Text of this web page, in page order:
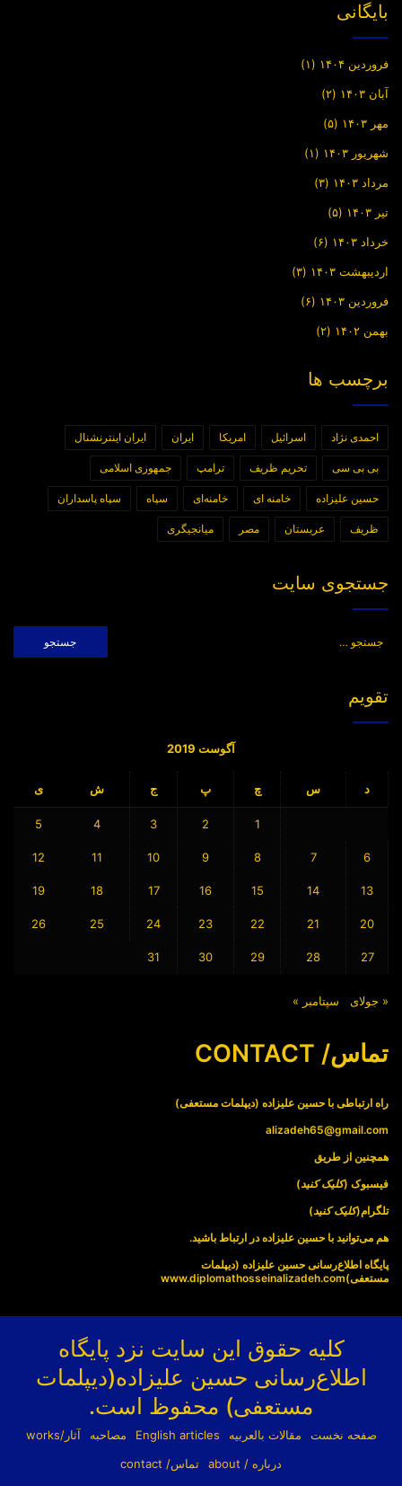
بایگانی
فروردین ۱۴۰۴ (۱)
آبان ۱۴۰۳ (۲)
مهر ۱۴۰۳ (۵)
شهریور ۱۴۰۳ (۱)
مرداد ۱۴۰۳ (۳)
تیر ۱۴۰۳ (۵)
خرداد ۱۴۰۳ (۶)
اردیبهشت ۱۴۰۳ (۳)
فروردین ۱۴۰۳ (۶)
بهمن ۱۴۰۲ (۲)
برچسب ها
احمدی نژاد اسرائیل امریکا ایران ایران اینترنشنال
بی بی سی تحریم ظریف ترامپ جمهوری اسلامی
حسین علیزاده خامنه ای خامنه‌ای سپاه سپاه پاسداران
ظریف عربستان مصر میانجیگری
جستجوی سایت
برای:
تقویم
آگوست 2019
د س چ پ ج ش ی
1
2
3
4
5
6
7
8
9
10
11
12
13
14
15
16
17
18
19
20
21
22
23
24
25
26
27
28
29
30
31
« جولای سپتامبر »
تماس/ CONTACT
راه ارتباطی با حسین علیزاده (دیپلمات مستعفی)
alizadeh65@gmail.com
همچنین از طریق
فیسبوک (کلیک کنید)
تلگرام(کلیک کنید)
هم می‌توانید با حسین علیزاده در ارتباط باشید.
پایگاه اطلاع‌رسانی حسین علیزاده (دیپلمات
مستعفی)www.diplomathosseinalizadeh.com
کلیه حقوق این سایت نزد پایگاه
اطلاع‌رسانی حسین علیزاده(دیپلمات
مستعفی) محفوظ است.
صفحه نخست مقالات بالعربیه English articles مصاحبه
آثار/works
درباره / about
تماس/ contact